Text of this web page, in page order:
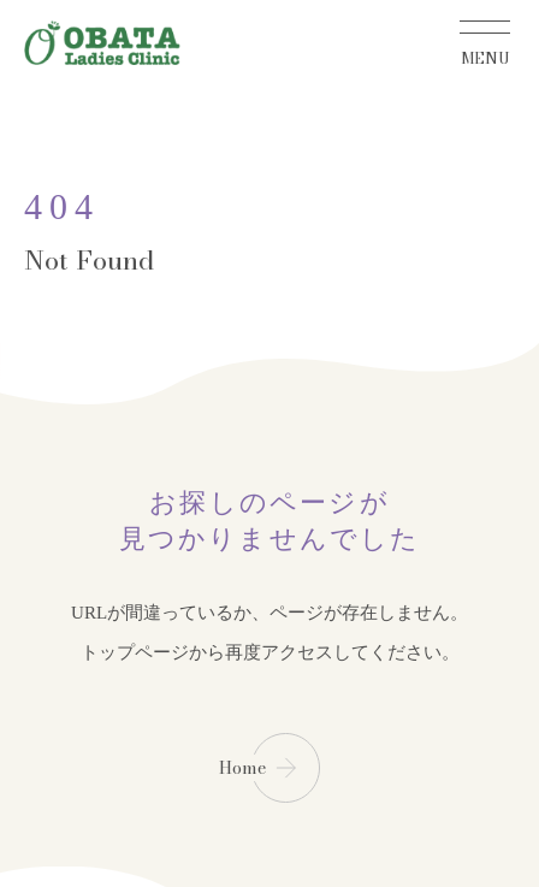
404
お探しのページが
見つかりませんでした
URLが間違っているか、ページが存在しません。
トップページから再度アクセスしてください。
Home